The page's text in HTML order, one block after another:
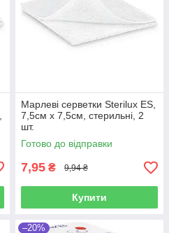
Марлеві серветки Sterilux ES,
7,5см х 7,5см, стерильні, 2
шт.
Готово до відправки
7,95 ₴ 9,94 ₴
Купити
–20%